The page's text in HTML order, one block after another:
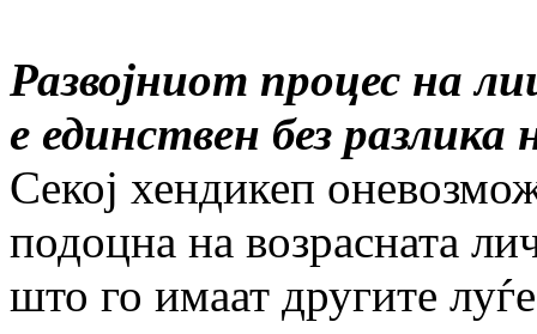
Развојниот процес на
е единствен без
Секој хендикеп
подоцна на возрасната
што го имаат другите